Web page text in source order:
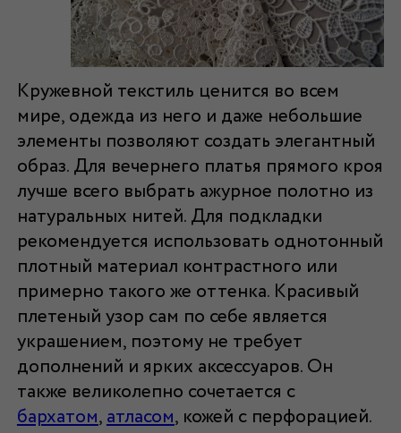
Кружевной текстиль ценится во всем
мире, одежда из него и даже небольшие
элементы позволяют создать элегантный
образ. Для вечернего платья прямого кроя
лучше всего выбрать ажурное полотно из
натуральных нитей. Для подкладки
рекомендуется использовать однотонный
плотный материал контрастного или
примерно такого же оттенка. Красивый
плетеный узор сам по себе является
украшением, поэтому не требует
дополнений и ярких аксессуаров. Он
также великолепно сочетается с
бархатом,атласом, кожей с перфорацией.